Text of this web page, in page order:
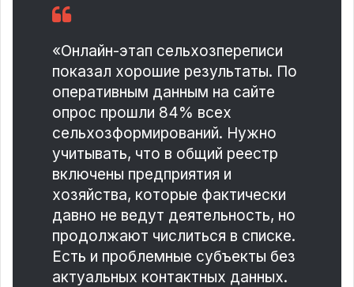
«Онлайн-этап сельхозпереписи
показал хорошие результаты. По
оперативным данным на сайте
опрос прошли 84% всех
сельхозформирований. Нужно
учитывать, что в общий реестр
включены предприятия и
хозяйства, которые фактически
давно не ведут деятельность, но
продолжают числиться в списке.
Есть и проблемные субъекты без
актуальных контактных данных.